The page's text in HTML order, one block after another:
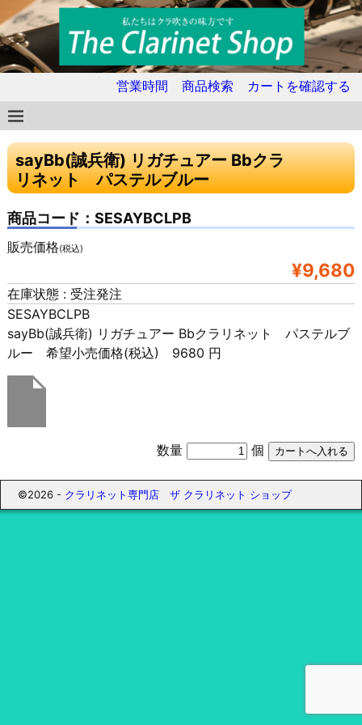
営業時間 商品検索 カートを確認する
sayBb(誠兵衛) リガチュアー Bbクラ
リネット パステルブルー
商品コード：SESAYBCLPB
販売価格(税込)
¥9,680
在庫状態 : 受注発注
SESAYBCLPB
sayBb(誠兵衛) リガチュアー Bbクラリネット パステルブ
ルー 希望小売価格(税込) 9680 円
数量 個
©2026 - クラリネット専門店 ザ クラリネット ショップ